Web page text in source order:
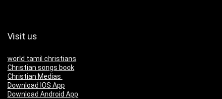
Visit us
world tamil christians
Christian songs book
Christian Medias
Download IOS App
Download Android App